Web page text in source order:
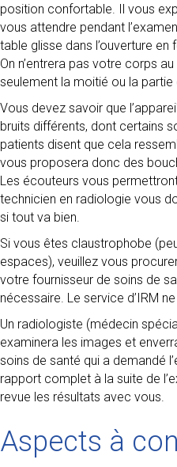
position confortable. Il vous
vous attendre pendant
table glisse dans l’ouverture en
On n’entrera pas votre corps
seulement la moitié ou la
Vous devez savoir que
bruits différents, dont certains
patients disent que cela
vous proposera donc des
Les écouteurs vous
technicien en radiologie vous
si tout va bien.
Si vous êtes claustrophobe
espaces), veuillez vous
votre fournisseur de soins de
nécessaire. Le service d’IRM
Un radiologiste (médecin
examinera les images et
soins de santé qui a demandé
rapport complet à la suite de
revue les résultats avec vous.
Aspects à